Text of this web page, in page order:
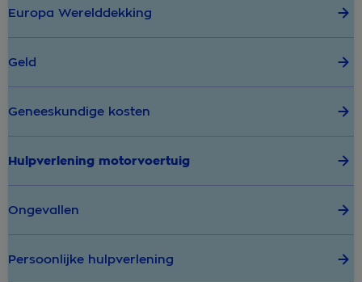
Europa Werelddekking
Geld
Geneeskundige kosten
Hulpverlening motorvoertuig
Ongevallen
Persoonlijke hulpverlening